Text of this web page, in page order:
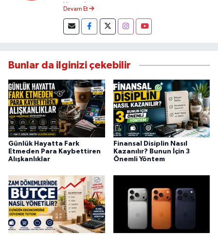
Yapmaktayım.
Devam Et
Bunlar da ilginizi çekebilir
Günlük Hayatta Fark
Etmeden Para Kaybettiren
Alışkanlıklar
Finansal Disiplin Nasıl
Kazanılır? Bunun İçin 3
Önemli Yöntem